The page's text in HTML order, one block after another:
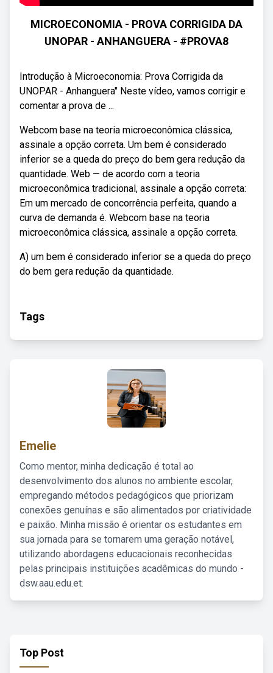
MICROECONOMIA - PROVA CORRIGIDA DA
UNOPAR - ANHANGUERA - #PROVA8
Introdução à Microeconomia: Prova Corrigida da
UNOPAR - Anhanguera" Neste vídeo, vamos corrigir e
comentar a prova de ...
Webcom base na teoria microeconômica clássica,
assinale a opção correta. Um bem é considerado
inferior se a queda do preço do bem gera redução da
quantidade. Web — de acordo com a teoria
microeconômica tradicional, assinale a opção correta:
Em um mercado de concorrência perfeita, quando a
curva de demanda é. Webcom base na teoria
microeconômica clássica, assinale a opção correta.
A) um bem é considerado inferior se a queda do preço
do bem gera redução da quantidade.
Tags
Emelie
Como mentor, minha dedicação é total ao
desenvolvimento dos alunos no ambiente escolar,
empregando métodos pedagógicos que priorizam
conexões genuínas e são alimentados por criatividade
e paixão. Minha missão é orientar os estudantes em
sua jornada para se tornarem uma geração notável,
utilizando abordagens educacionais reconhecidas
pelas principais instituições acadêmicas do mundo -
dsw.aau.edu.et.
Top Post